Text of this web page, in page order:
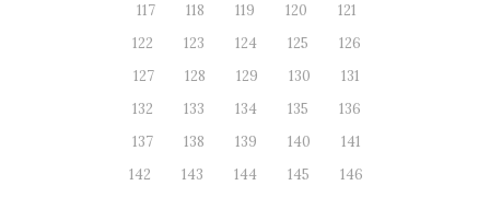
117
118 119 120
121
122
123 124 125
126
127
128 129 130
131
132
133 134 135
136
137
138 139 140
141
142
143 144 145
146